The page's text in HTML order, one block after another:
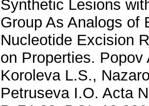
Synthetic Lesions
Group As Analogs of
Nucleotide Excision
on Properties.
Koroleva L.S.,
Petruseva I.O. Acta